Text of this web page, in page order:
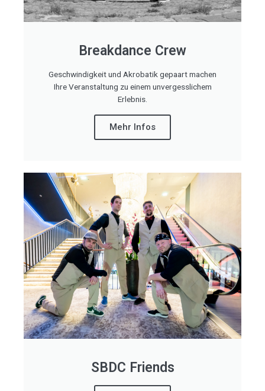
Breakdance Crew
Geschwindigkeit und Akrobatik gepaart machen
Ihre Veranstaltung zu einem unvergesslichem
Erlebnis.
Mehr Infos
SBDC Friends